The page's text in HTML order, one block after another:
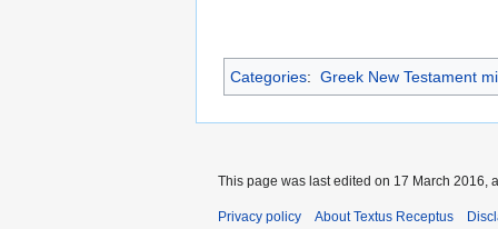
Categories: Greek New Testament
This page was last edited on 17 March 2016,
Privacy policy About Textus Receptus